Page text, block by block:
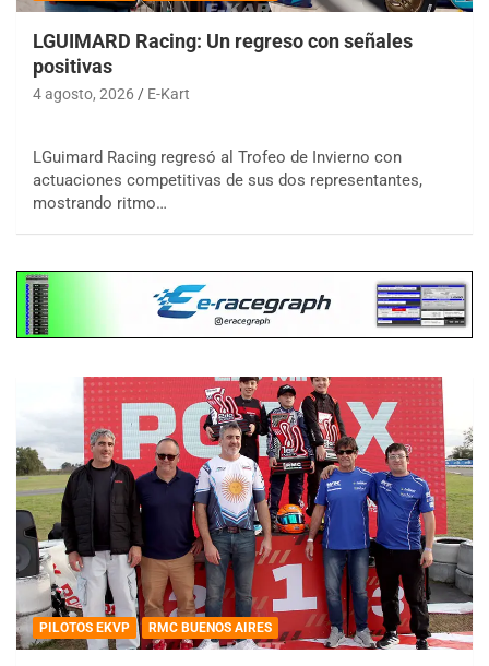
LGUIMARD Racing: Un regreso con señales
positivas
4 agosto, 2026 E-Kart
LGuimard Racing regresó al Trofeo de Invierno con
actuaciones competitivas de sus dos representantes,
mostrando ritmo…
PILOTOS EKVP RMC BUENOS AIRES